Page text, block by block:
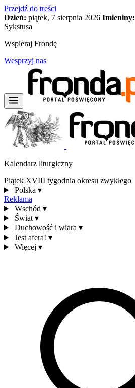
Przejdź do treści
Dzień: piątek, 7 sierpnia 2026 Imieniny:
Sykstusa
Wspieraj Frondę
Wesprzyj nas
Kalendarz liturgiczny
Piątek XVIII tygodnia okresu zwykłego
Polska ▾
Reklama
Wschód ▾
Świat ▾
Duchowość i wiara ▾
Jest afera! ▾
Więcej ▾